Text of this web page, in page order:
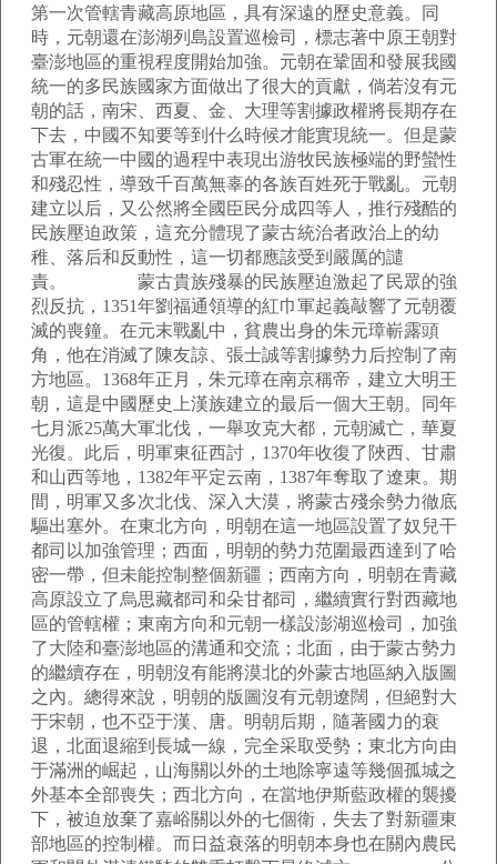
第一次管轄青藏高原地區，具有深遠的歷史意義。同
時，元朝還在澎湖列島設置巡檢司，標志著中原王朝對
臺澎地區的重視程度開始加強。元朝在鞏固和發展我國
統一的多民族國家方面做出了很大的貢獻，倘若沒有元
朝的話，南宋、西夏、金、大理等割據政權將長期存在
下去，中國不知要等到什么時候才能實現統一。但是蒙
古軍在統一中國的過程中表現出游牧民族極端的野蠻性
和殘忍性，導致千百萬無辜的各族百姓死于戰亂。元朝
建立以后，又公然將全國臣民分成四等人，推行殘酷的
民族壓迫政策，這充分體現了蒙古統治者政治上的幼
稚、落后和反動性，這一切都應該受到嚴厲的譴
責。 蒙古貴族殘暴的民族壓迫激起了民眾的強
烈反抗，1351年劉福通領導的紅巾軍起義敲響了元朝覆
滅的喪鐘。在元末戰亂中，貧農出身的朱元璋嶄露頭
角，他在消滅了陳友諒、張士誠等割據勢力后控制了南
方地區。1368年正月，朱元璋在南京稱帝，建立大明王
朝，這是中國歷史上漢族建立的最后一個大王朝。同年
七月派25萬大軍北伐，一舉攻克大都，元朝滅亡，華夏
光復。此后，明軍東征西討，1370年收復了陜西、甘肅
和山西等地，1382年平定云南，1387年奪取了遼東。期
間，明軍又多次北伐、深入大漠，將蒙古殘余勢力徹底
驅出塞外。在東北方向，明朝在這一地區設置了奴兒干
都司以加強管理；西面，明朝的勢力范圍最西達到了哈
密一帶，但未能控制整個新疆；西南方向，明朝在青藏
高原設立了烏思藏都司和朵甘都司，繼續實行對西藏地
區的管轄權；東南方向和元朝一樣設澎湖巡檢司，加強
了大陸和臺澎地區的溝通和交流；北面，由于蒙古勢力
的繼續存在，明朝沒有能將漠北的外蒙古地區納入版圖
之內。總得來說，明朝的版圖沒有元朝遼闊，但絕對大
于宋朝，也不亞于漢、唐。明朝后期，隨著國力的衰
退，北面退縮到長城一線，完全采取受勢；東北方向由
于滿洲的崛起，山海關以外的土地除寧遠等幾個孤城之
外基本全部喪失；西北方向，在當地伊斯藍政權的襲擾
下，被迫放棄了嘉峪關以外的七個衛，失去了對新疆東
部地區的控制權。而日益衰落的明朝本身也在關內農民